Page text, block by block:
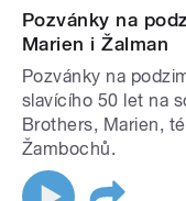
Pozvánky na
Marien i Žalman
Pozvánky na
slavícího 50 let na
Brothers, Marien,
Žambochů.